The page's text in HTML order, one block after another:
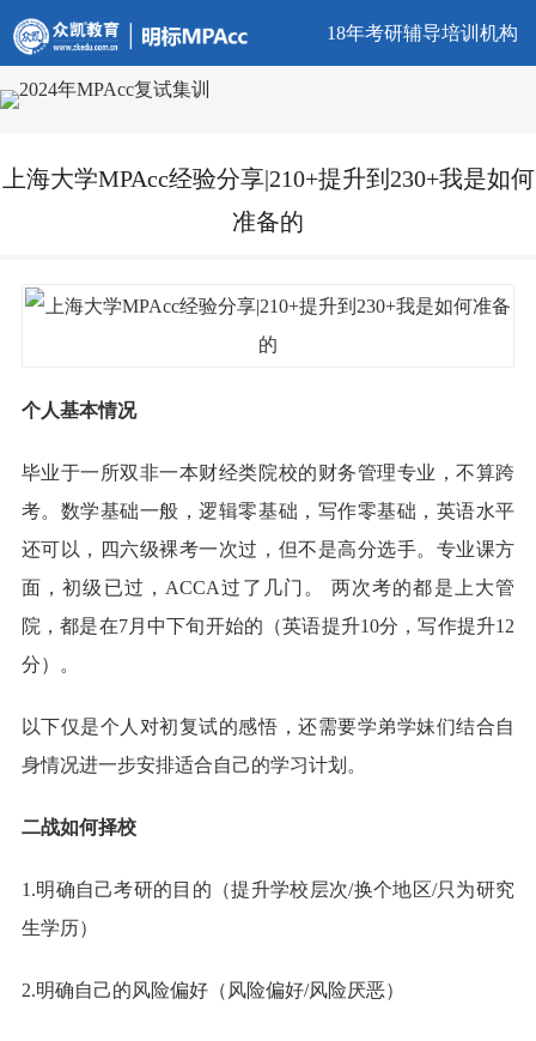
18年考研辅导培训机构
上海大学MPAcc经验分享|210+提升到230+我是如何
准备的
个人基本情况
毕业于一所双非一本财经类院校的财务管理专业，不算跨
考。数学基础一般，逻辑零基础，写作零基础，英语水平
还可以，四六级裸考一次过，但不是高分选手。专业课方
面，初级已过，ACCA过了几门。 两次考的都是上大管
院，都是在7月中下旬开始的（英语提升10分，写作提升12
分）。
以下仅是个人对初复试的感悟，还需要学弟学妹们结合自
身情况进一步安排适合自己的学习计划。
二战如何择校
1.明确自己考研的目的（提升学校层次/换个地区/只为研究
生学历）
2.明确自己的风险偏好（风险偏好/风险厌恶）